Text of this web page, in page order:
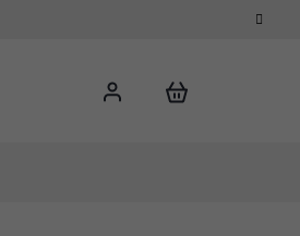
DÁRKOVÝ POUKAZ